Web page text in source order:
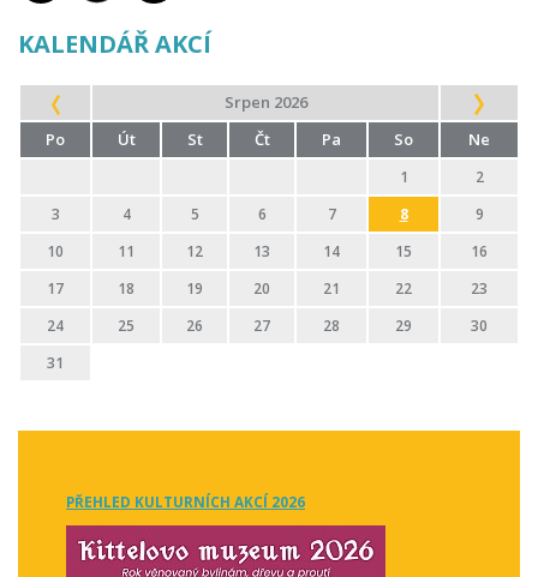
KALENDÁŘ AKCÍ
Srpen 2026
Po
Út St Čt Pa So Ne
1
2
3
4 5 6 7 8
9
10
11 12 13 14 15
16
17
18 19 20 21 22
23
24
25 26 27 28 29
30
31
PŘEHLED KULTURNÍCH AKCÍ 2026